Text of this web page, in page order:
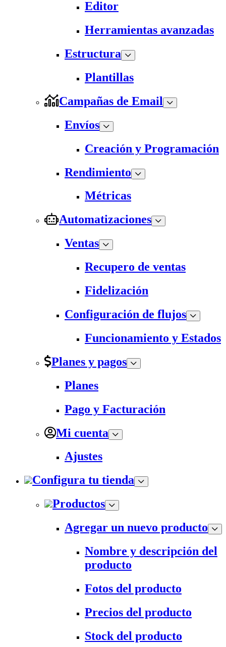
Editor
Herramientas avanzadas
Estructura
Plantillas
Campañas de Email
Envíos
Creación y Programación
Rendimiento
Métricas
Automatizaciones
Ventas
Recupero de ventas
Fidelización
Configuración de flujos
Funcionamiento y Estados
Planes y pagos
Planes
Pago y Facturación
Mi cuenta
Ajustes
Configura tu tienda
Productos
Agregar un nuevo producto
Nombre y descripción del
producto
Fotos del producto
Precios del producto
Stock del producto